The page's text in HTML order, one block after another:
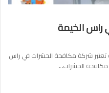
الخيمة
شركة مكافحة الحشرات في راس
الحشرات…